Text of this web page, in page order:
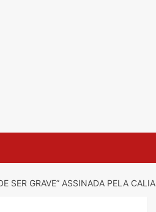
SER GRAVE” ASSINADA PELA CALIA